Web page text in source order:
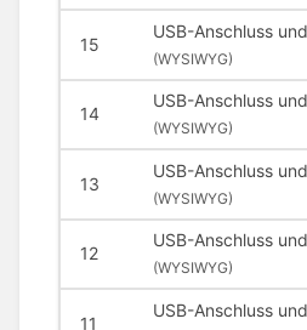
15
USB-Anschluss
(WYSIWYG)
14
USB-Anschluss
(WYSIWYG)
13
USB-Anschluss
(WYSIWYG)
12
USB-Anschluss
(WYSIWYG)
11
USB-Anschluss